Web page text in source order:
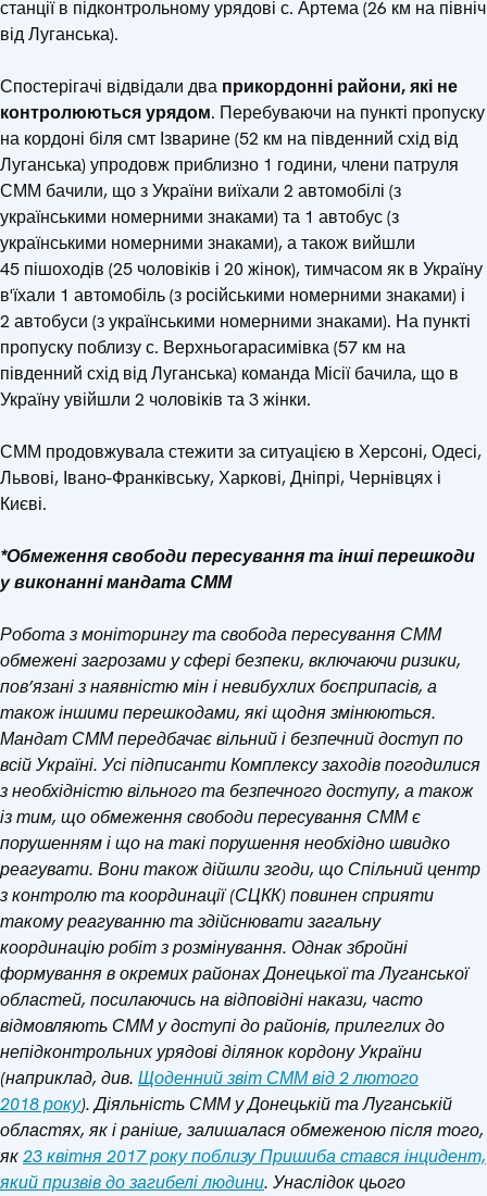
станції в підконтрольному урядові с. Артема (26 км на північ
від Луганська).
Спостерігачі відвідали два прикордонні райони, які не
контролюються урядом. Перебуваючи на пункті пропуску
на кордоні біля смт Ізварине (52 км на південний схід від
Луганська) упродовж приблизно 1 години, члени патруля
СММ бачили, що з України виїхали 2 автомобілі (з
українськими номерними знаками) та 1 автобус (з
українськими номерними знаками), а також вийшли
45 пішоходів (25 чоловіків і 20 жінок), тимчасом як в Україну
в'їхали 1 автомобіль (з російськими номерними знаками) і
2 автобуси (з українськими номерними знаками). На пункті
пропуску поблизу с. Верхньогарасимівка (57 км на
південний схід від Луганська) команда Місії бачила, що в
Україну увійшли 2 чоловіків та 3 жінки.
СММ продовжувала стежити за ситуацією в Херсоні, Одесі,
Львові, Івано-Франківську, Харкові, Дніпрі, Чернівцях і
Києві.
*Обмеження свободи пересування та інші перешкоди
у виконанні мандата СММ
Робота з моніторингу та свобода пересування СММ
обмежені загрозами у сфері безпеки, включаючи ризики,
пов’язані з наявністю мін і невибухлих боєприпасів, а
також іншими перешкодами, які щодня змінюються.
Мандат СММ передбачає вільний і безпечний доступ по
всій Україні. Усі підписанти Комплексу заходів погодилися
з необхідністю вільного та безпечного доступу, а також
із тим, що обмеження свободи пересування СММ є
порушенням і що на такі порушення необхідно швидко
реагувати. Вони також дійшли згоди, що Спільний центр
з контролю та координації (СЦКК) повинен сприяти
такому реагуванню та здійснювати загальну
координацію робіт з розмінування. Однак збройні
формування в окремих районах Донецької та Луганської
областей, посилаючись на відповідні накази, часто
відмовляють СММ у доступі до районів, прилеглих до
непідконтрольних урядові ділянок кордону України
(наприклад, див. Щоденний звіт СММ від 2 лютого
2018 року). Діяльність СММ у Донецькій та Луганській
областях, як і раніше, залишалася обмеженою після того,
як23 квітня 2017 року поблизу Пришиба стався інцидент,
який призвів до загибелі людини. Унаслідок цього